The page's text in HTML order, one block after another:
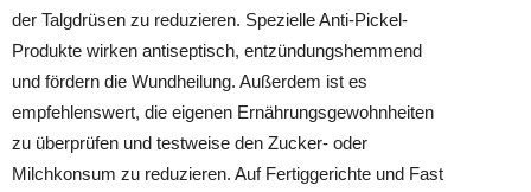
der Talgdrüsen zu reduzieren. Spezielle Anti-Pickel-
Produkte wirken antiseptisch, entzündungshemmend
und fördern die Wundheilung. Außerdem ist es
empfehlenswert, die eigenen Ernährungsgewohnheiten
zu überprüfen und testweise den Zucker- oder
Milchkonsum zu reduzieren. Auf Fertiggerichte und Fast